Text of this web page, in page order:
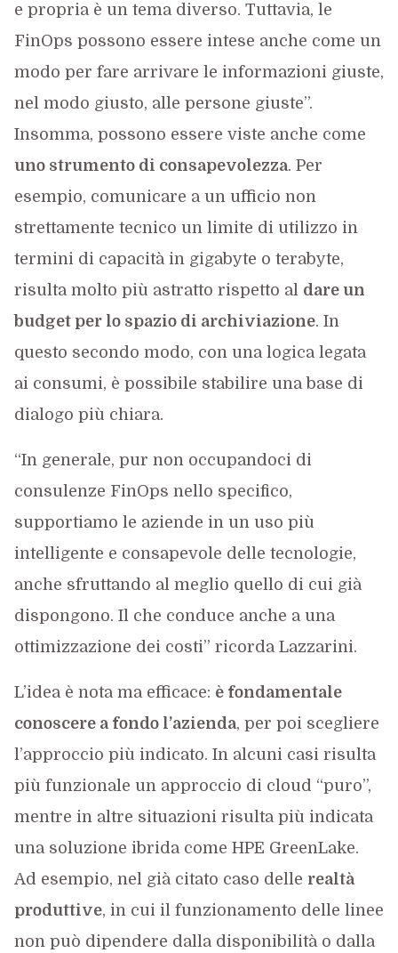
e propria è un tema diverso. Tuttavia, le
FinOps possono essere intese anche come un
modo per fare arrivare le informazioni giuste,
nel modo giusto, alle persone giuste”.
Insomma, possono essere viste anche come
uno strumento di consapevolezza. Per
esempio, comunicare a un ufficio non
strettamente tecnico un limite di utilizzo in
termini di capacità in gigabyte o terabyte,
risulta molto più astratto rispetto al dare un
budget per lo spazio di archiviazione. In
questo secondo modo, con una logica legata
ai consumi, è possibile stabilire una base di
dialogo più chiara.
“In generale, pur non occupandoci di
consulenze FinOps nello specifico,
supportiamo le aziende in un uso più
intelligente e consapevole delle tecnologie,
anche sfruttando al meglio quello di cui già
dispongono. Il che conduce anche a una
ottimizzazione dei costi” ricorda Lazzarini.
L’idea è nota ma efficace: è fondamentale
conoscere a fondo l’azienda, per poi scegliere
l’approccio più indicato. In alcuni casi risulta
più funzionale un approccio di cloud “puro”,
mentre in altre situazioni risulta più indicata
una soluzione ibrida come HPE GreenLake.
Ad esempio, nel già citato caso delle realtà
produttive, in cui il funzionamento delle linee
non può dipendere dalla disponibilità o dalla